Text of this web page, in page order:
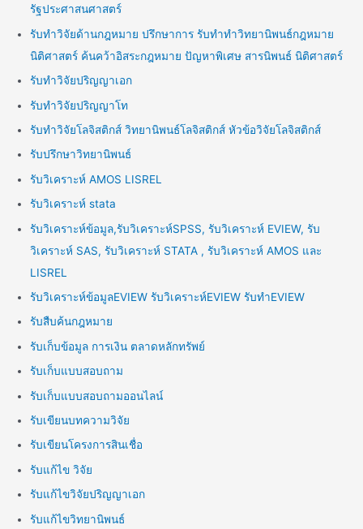
รัฐประศาสนศาสตร์
รับทำวิจัยด้านกฎหมาย ปรึกษาการ รับทำทำวิทยานิพนธ์กฎหมาย
นิติศาสตร์ ค้นคว้าอิสระกฎหมาย ปัญหาพิเศษ สารนิพนธ์ นิติศาสตร์
รับทำวิจัยปริญญาเอก
รับทำวิจัยปริญญาโท
รับทำวิจัยโลจิสติกส์ วิทยานิพนธ์โลจิสติกส์ หัวข้อวิจัยโลจิสติกส์
รับปรึกษาวิทยานิพนธ์
รับวิเคราะห์ AMOS LISREL
รับวิเคราะห์ stata
รับวิเคราะห์ข้อมูล,รับวิเคราะห์SPSS, รับวิเคราะห์ EVIEW, รับ
วิเคราะห์ SAS, รับวิเคราะห์ STATA , รับวิเคราะห์ AMOS และ
LISREL
รับวิเคราะห์ข้อมูลEVIEW รับวิเคราะห์EVIEW รับทำEVIEW
รับสืบค้นกฎหมาย
รับเก็บข้อมูล การเงิน ตลาดหลักทรัพย์
รับเก็บแบบสอบถาม
รับเก็บแบบสอบถามออนไลน์
รับเขียนบทความวิจัย
รับเขียนโครงการสินเชื่อ
รับแก้ไข วิจัย
รับแก้ไขวิจัยปริญญาเอก
รับแก้ไขวิทยานิพนธ์